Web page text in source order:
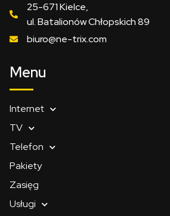
25-671 Kielce,
ul. Batalionów Chłopskich 89
biuro@ne-trix.com
Menu
Internet
TV
Telefon
Pakiety
Zasięg
Usługi